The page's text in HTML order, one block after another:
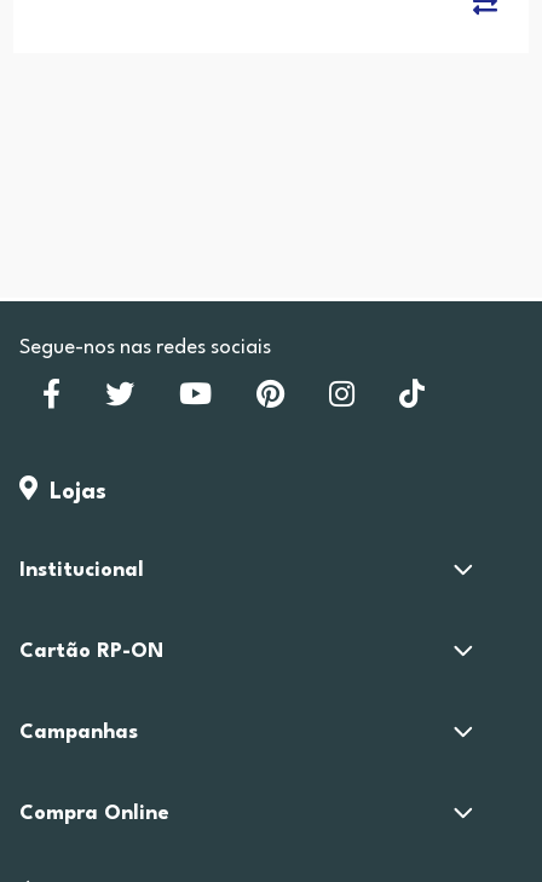
Segue-nos nas redes sociais
Lojas
Institucional
Cartão RP-ON
Campanhas
Compra Online